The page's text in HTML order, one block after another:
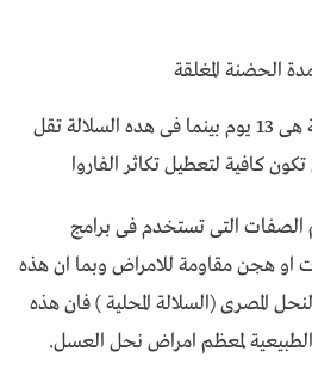
الفترة العادية للحضنة المغلقة هى 13 يوم بينما فى هده السلالة تقل
كافية لتعطيل تكاثر الفاروا
الصفات التى تستخدم فى برامج
او هجن مقاومة للامراض وبما ان هذه
المصرى (السلالة المحلية ) فان هذه
الطبيعية لمعظم امراض نحل العسل.